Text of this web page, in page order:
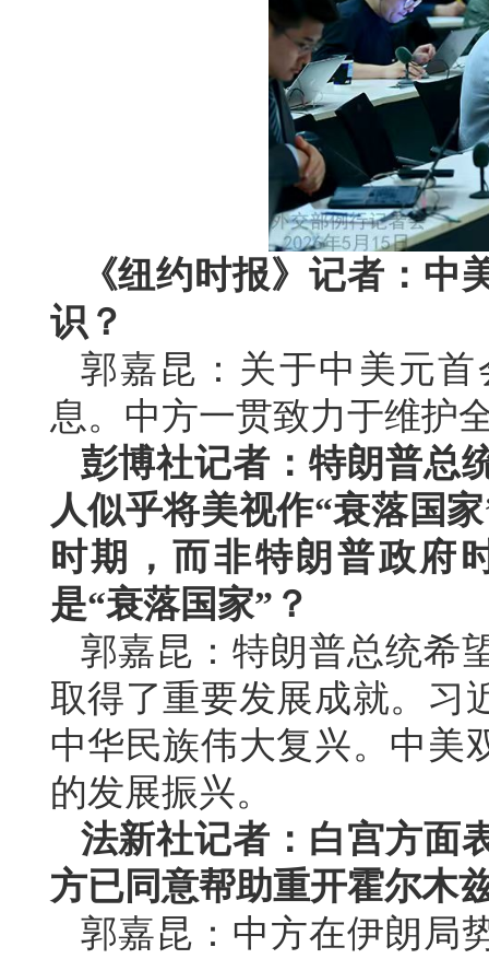
《纽约时报》记者：
识？
郭嘉昆：关于中美元
息。中方一贯致力于维护
彭博社记者：特朗普总
人似乎将美视作“衰落国
时期，而非特朗普政府
是“衰落国家”？
郭嘉昆：特朗普总统希
取得了重要发展成就。习
中华民族伟大复兴。中美
的发展振兴。
法新社记者：白宫方面
方已同意帮助重开霍尔木
郭嘉昆：中方在伊朗局